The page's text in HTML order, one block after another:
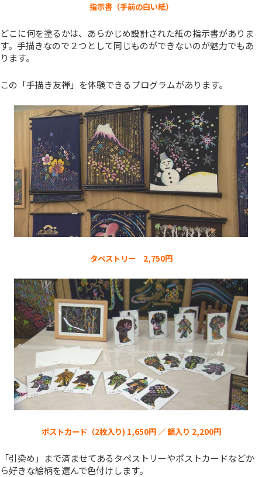
指示書（手前の白い紙）
どこに何を塗るかは、あらかじめ設計された紙の指示書がありま
す。手描きなので２つとして同じものができないのが魅力でもあ
ります。
この「手描き友禅」を体験できるプログラムがあります。
タペストリー 2,750円
ポストカード（2枚入り) 1,650円 ／ 額入り 2,200円
「引染め」まで済ませてあるタペストリーやポストカードなどか
ら好きな絵柄を選んで色付けします。